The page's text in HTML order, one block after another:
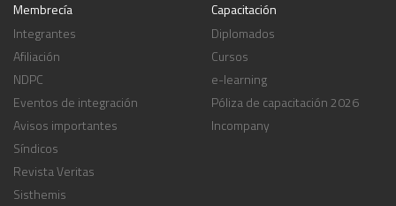
Membrecía
Integrantes
Afiliación
NDPC
Eventos de integración
Avisos importantes
Síndicos
Revista Veritas
Sisthemis
Capacitación
Diplomados
Cursos
e-learning
Póliza de capacitación 2026
Incompany